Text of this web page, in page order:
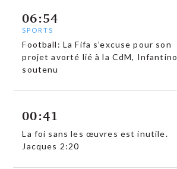
06:54
SPORTS
Football: La Fifa s’excuse pour son
projet avorté lié à la CdM, Infantino
soutenu
00:41
La foi sans les œuvres est inutile.
Jacques 2:20